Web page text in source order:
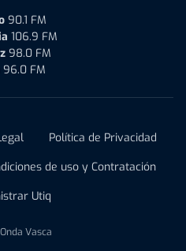
90.1 FM
106.9 FM
98.0 FM
96.0 FM
Política de Privacidad
de uso y Contratación
Utiq
Vasca